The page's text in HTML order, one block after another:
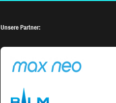
Unsere Partner: